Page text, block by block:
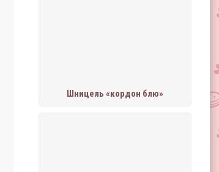
Шницель «кордон блю»